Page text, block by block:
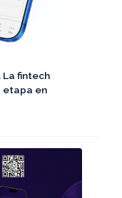
La fintech
etapa en